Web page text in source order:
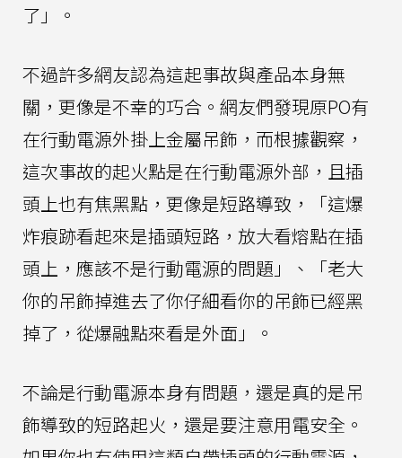
了」。
不過許多網友認為這起事故與產品本身無
關，更像是不幸的巧合。網友們發現原PO有
在行動電源外掛上金屬吊飾，而根據觀察，
這次事故的起火點是在行動電源外部，且插
頭上也有焦黑點，更像是短路導致，「這爆
炸痕跡看起來是插頭短路，放大看熔點在插
頭上，應該不是行動電源的問題」、「老大
你的吊飾掉進去了你仔細看你的吊飾已經黑
掉了，從爆融點來看是外面」。
不論是行動電源本身有問題，還是真的是吊
飾導致的短路起火，還是要注意用電安全。